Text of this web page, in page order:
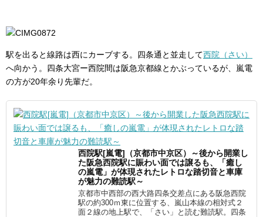
駅を出ると線路は西にカーブする。四条通と並走して西院（さい）
へ向かう。四条大宮ー西院間は阪急京都線とかぶっているが、嵐電
の方が20年余り先輩だ。
西院駅[嵐電]（京都市中京区）～後から開業し
た阪急西院駅に賑わい面では譲るも、「癒し
の嵐電」が体現されたレトロな踏切音と車庫
が魅力の難読駅～
京都市中西部の西大路四条交差点にある阪急西院
駅の約300ｍ東に位置する、嵐山本線の相対式２
面２線の地上駅で、「さい」と読む難読駅。四条